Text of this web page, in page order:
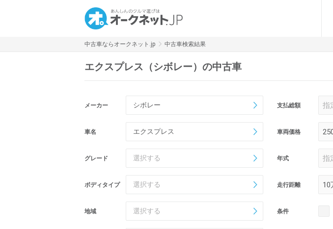
中古車ならオークネット.jp 中古車検索結果
エクスプレス（シボレー）の中古車
メーカー シボレー
車名 エクスプレス
グレード 選択する
ボディタイプ 選択する
地域 選択する
支払総額
車両価格
年式
走行距離
条件